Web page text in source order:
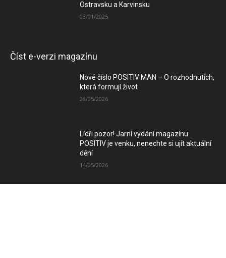
Ostravsku a Karvinsku
03/01/2025
Číst e-verzi magazínu
Nové číslo POSITIV MAN – O rozhodnutích,
která formují život
28/05/2026
Lídři pozor! Jarní vydání magazínu
POSITIV je venku, nenechte si ujít aktuální
dění
14/05/2026